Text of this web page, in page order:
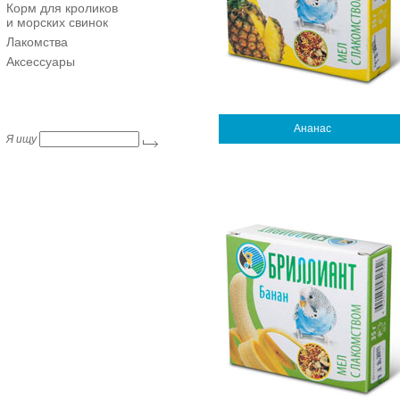
Корм для кроликов
и морских свинок
Лакомства
Аксессуары
Я ищу
Ананас